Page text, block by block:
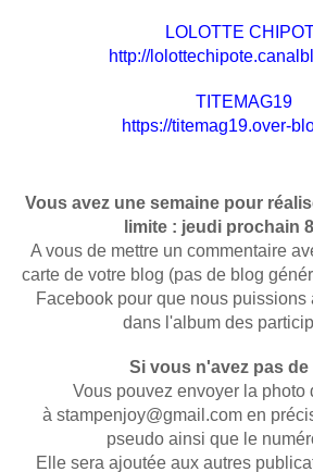
LOLOTTE
http://
TITEMAG19
https://titemag19.over-
Vous avez une semaine pour
limite : jeudi prochain
A vous de mettre un commentaire
carte de votre blog (pas de blog
Facebook pour que nous puissions
dans l'album des
Si vous n'avez pas de
Vous pouvez envoyer la photo
à stampenjoy@gmail.com en
pseudo ainsi que le
Elle sera ajoutée aux autres